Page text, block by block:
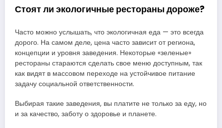
Стоят ли экологичные рестораны дороже?
Часто можно услышать, что экологичная еда — это всегда
дорого. На самом деле, цена часто зависит от региона,
концепции и уровня заведения. Некоторые «зеленые»
рестораны стараются сделать свое меню доступным, так
как видят в массовом переходе на устойчивое питание
задачу социальной ответственности.
Выбирая такие заведения, вы платите не только за еду, но
и за качество, заботу о здоровье и планете.